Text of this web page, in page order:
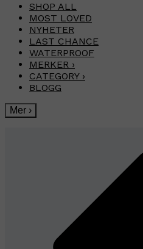
SHOP ALL
MOST LOVED
NYHETER
LAST CHANCE
WATERPROOF
MERKER ›
CATEGORY ›
BLOGG
Mer ›